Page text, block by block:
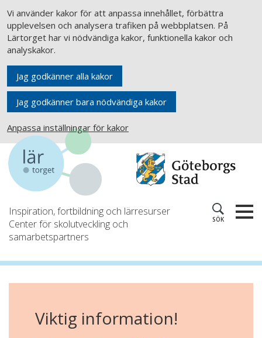
Vi använder kakor för att anpassa innehållet, förbättra
upplevelsen och analysera trafiken på webbplatsen. På
Lärtorget har vi nödvändiga kakor, funktionella kakor och
analyskakor.
Jag godkänner alla kakor
Jag godkänner bara nödvändiga kakor
Anpassa inställningar för kakor
Inspiration, fortbildning och lärresurser
Center för skolutveckling och
samarbetspartners
SÖK
Viktig information!